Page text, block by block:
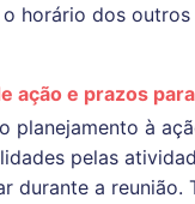
horário dos
ação e prazos
planejamento à
pelas
durante a reunião.